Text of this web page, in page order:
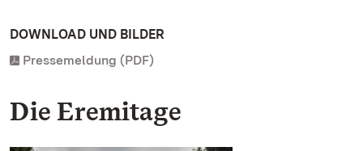
DOWNLOAD UND BILDER
Pressemeldung (PDF)
Die Eremitage